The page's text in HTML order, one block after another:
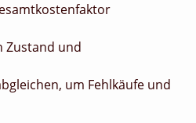
Zustand und
um Fehlkäufe und